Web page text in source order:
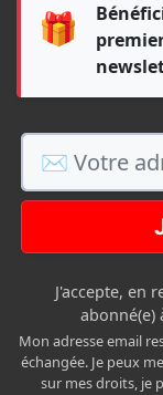
🎁
J'accepte, en
abonné(e)
Mon adresse email
échangée. Je peux
sur mes droits, je